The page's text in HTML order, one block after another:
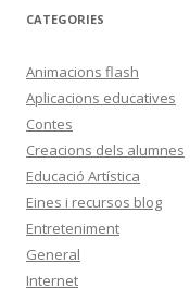
c
CATEGORIES
Animacions flash
Aplicacions educatives
Contes
Creacions dels alumnes
Educació Artística
Eines i recursos blog
Entreteniment
General
Internet